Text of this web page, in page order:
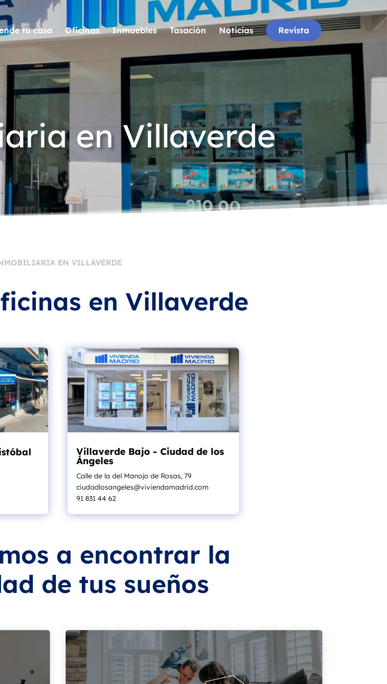
tu casa Oficinas Inmuebles Tasación Noticias Revista
en Villaverde
EN VILLAVERDE
en Villaverde
Villaverde Bajo - Ciudad de los
Ángeles
Calle de la del Manojo de Rosas, 79
ciudadlosangeles@viviendamadrid.com
91 831 44 62
a encontrar la
de tus sueños